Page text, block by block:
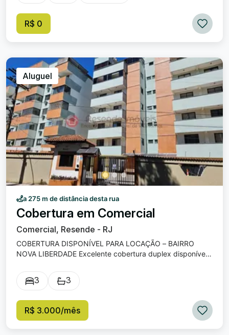
varanda agradável com vista para o Rio Paraíba. Cozinha
planejada, equipada com armários e despensa com
Águas, Hospital de Emergência e Resende Shopping. O
condomínio conta com portaria eletrônica, salão de festas
e bicicletário, garantindo mais segurança e comodidade.
Agende sua visita e venha conhecer seu novo lar!
R$ 0
Aluguel
a 275 m de distância desta rua
Cobertura em Comercial
Comercial, Resende - RJ
COBERTURA DISPONÍVEL PARA LOCAÇÃO – BAIRRO
NOVA LIBERDADE Excelente cobertura duplex disponível
conforto, espaço e praticidade para toda a família.
Aluguel: R$ 3.000,00 Distribuição do imóvel: 1º Andar: • 3
Cozinha; • Área de serviço com banheiro. 2º Andar: • 2
quartos; • 1 suíte. Condomínio: • Elevador; • Portaria
3 3
R$ 3.000/mês